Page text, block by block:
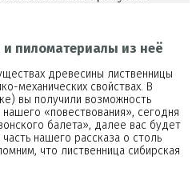
пиломатериалы из неё
древесины лиственницы
механических свойствах. В
вы получили возможность
«повествования», сегодня
балета», далее вас будет
нашего рассказа о столь
что лиственница сибирская